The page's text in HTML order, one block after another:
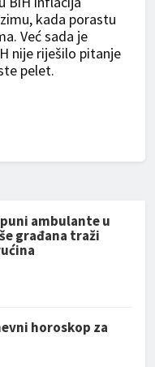
kada porastu
Već sada je
nije riješilo pitanje
pelet.
ambulante u
građana traži
horoskop za